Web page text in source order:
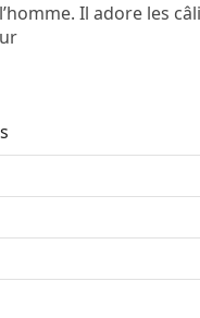
Il adore les